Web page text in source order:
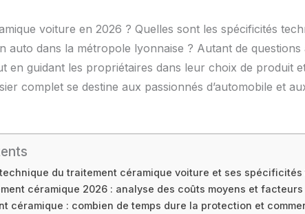
voiture en 2026 ? Quelles sont les spécificités
dans la métropole lyonnaise ? Autant de
en guidant les propriétaires dans leur choix de produit
complet se destine aux passionnés d’automobile et
du traitement céramique voiture et ses
céramique 2026 : analyse des coûts moyens et
céramique : combien de temps dure la protection et